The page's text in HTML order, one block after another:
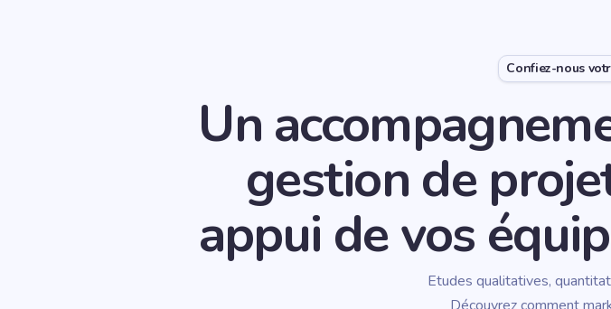
Confiez-nous
Un
gestion de
appui de vos
Etudes qualitatives,
Découvrez comment